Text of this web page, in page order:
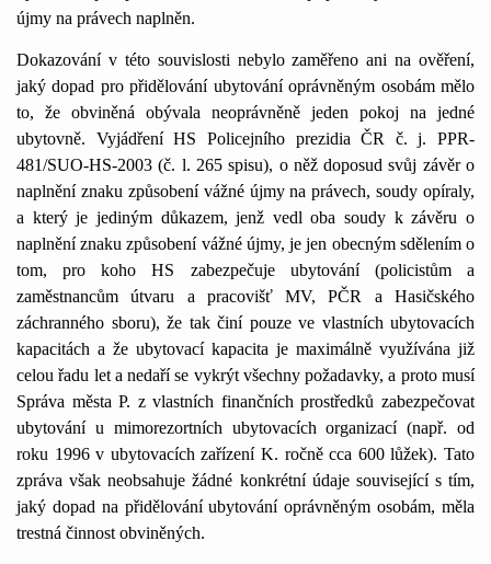
újmy na právech naplněn.
Dokazování v této souvislosti nebylo zaměřeno ani na ověření,
jaký dopad pro přidělování ubytování oprávněným osobám mělo
to, že obviněná obývala neoprávněně jeden pokoj na jedné
ubytovně. Vyjádření HS Policejního prezidia ČR č. j. PPR-
481/SUO-HS-2003 (č. l. 265 spisu), o něž doposud svůj závěr o
naplnění znaku způsobení vážné újmy na právech, soudy opíraly,
a který je jediným důkazem, jenž vedl oba soudy k závěru o
naplnění znaku způsobení vážné újmy, je jen obecným sdělením o
tom, pro koho HS zabezpečuje ubytování (policistům a
zaměstnancům útvaru a pracovišť MV, PČR a Hasičského
záchranného sboru), že tak činí pouze ve vlastních ubytovacích
kapacitách a že ubytovací kapacita je maximálně využívána již
celou řadu let a nedaří se vykrýt všechny požadavky, a proto musí
Správa města P. z vlastních finančních prostředků zabezpečovat
ubytování u mimorezortních ubytovacích organizací (např. od
roku 1996 v ubytovacích zařízení K. ročně cca 600 lůžek). Tato
zpráva však neobsahuje žádné konkrétní údaje související s tím,
jaký dopad na přidělování ubytování oprávněným osobám, měla
trestná činnost obviněných.